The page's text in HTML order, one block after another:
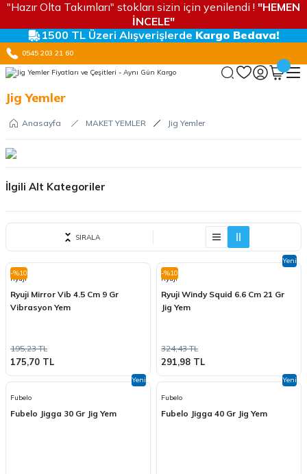
"Hazır Olta Takımları" stokları sizin için yenilendi ! "HEMEN
İNCELE"
1500 TL Üzeri Alışverişlerde Kargo Bedava!
0545 203 21 60
Jig Yemler
Anasayfa MAKET YEMLER Jig Yemler
İlgili Alt Kategoriler
Tai Rubber & Slider Jig
Derin Su Jigleri
Shore Jig Yemleri
Vibrasyon
SIRALA
-%10
Ryuji
Ryuji Mirror Vib 4.5 Cm 9 Gr
Vibrasyon Yem
195,23 TL
175,70 TL
-%10
Yeni
Ryuji
Ryuji Windy Squid 6.6 Cm 21 Gr
Jig Yem
324,43 TL
291,98 TL
Yeni
Fubelo
Fubelo Jigga 30 Gr Jig Yem
Yeni
Fubelo
Fubelo Jigga 40 Gr Jig Yem